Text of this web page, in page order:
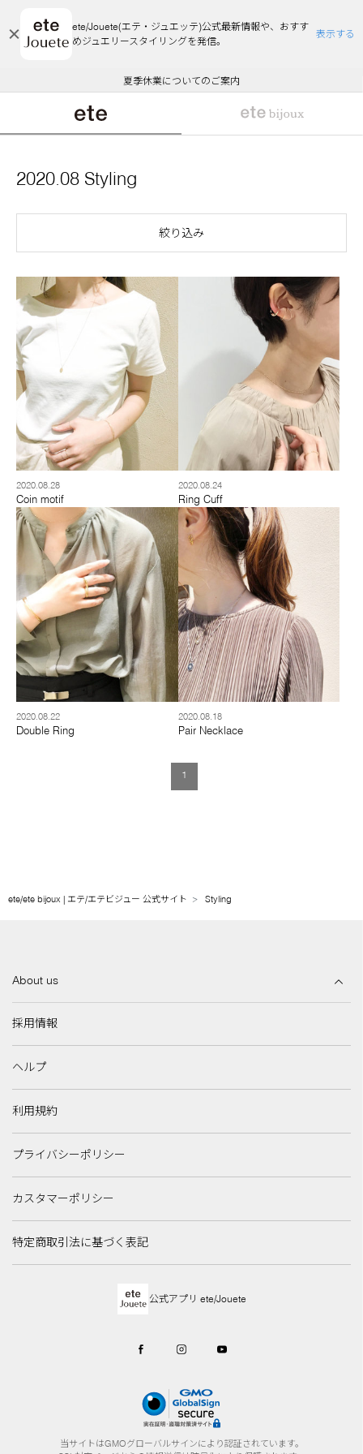
ete/Jouete(エテ・ジュエッテ)公式最新情報や、おすす
めジュエリースタイリングを発信。
表示する
エコラッピング及びエコポイント付与のご案内
ご注文いただいたお品物のお届け状況について
夏季休業についてのご案内
WEB Limited Items >>
採用のご案内
悪質な偽サイトにご注意ください
エコラッピング及びエコポイント付与のご案内
ご注文いただいたお品物のお届け状況について
2020.08 Styling
絞り込み
2020.08.28
Coin motif
2020.08.24
Ring Cuff
2020.08.22
Double Ring
2020.08.18
Pair Necklace
1
ete/ete bijoux | エテ/エテビジュー 公式サイト Styling
About us
採用情報
ヘルプ
利用規約
プライバシーポリシー
カスタマーポリシー
特定商取引法に基づく表記
公式アプリ ete/Jouete
当サイトはGMOグローバルサインにより認証されています。